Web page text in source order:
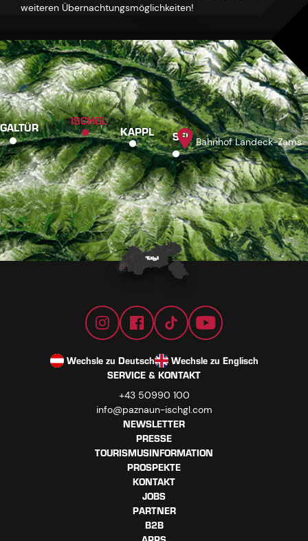
weiteren Übernachtungsmöglichkeiten!
GALTÜR ISCHGL
KAPPL SEE Bahnhof Landeck-Zams
Wechsle zu Deutsch
Wechsle zu Englisch
SERVICE & KONTAKT
+43 50990 100
info@paznaun-ischgl.com
NEWSLETTER
PRESSE
TOURISMUSINFORMATION
PROSPEKTE
KONTAKT
JOBS
PARTNER
B2B